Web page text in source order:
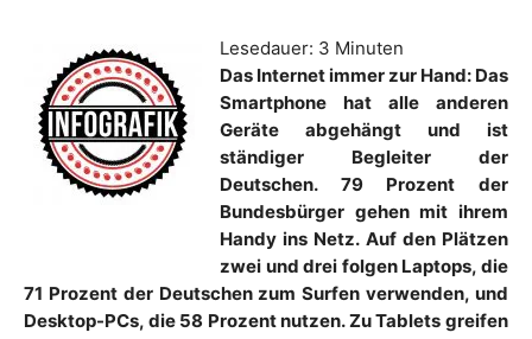
Lesedauer: 3 Minuten
Das Internet immer zur Hand: Das
Smartphone hat alle anderen
Geräte abgehängt und ist
ständiger Begleiter der
Deutschen. 79 Prozent der
Bundesbürger gehen mit ihrem
Handy ins Netz. Auf den Plätzen
zwei und drei folgen Laptops, die
71 Prozent der Deutschen zum Surfen verwenden, und
Desktop-PCs, die 58 Prozent nutzen. Zu Tablets greifen